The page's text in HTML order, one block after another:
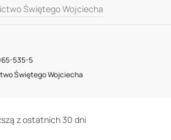
Świętego Wojciecha
535-5
Świętego Wojciecha
z ostatnich 30 dni